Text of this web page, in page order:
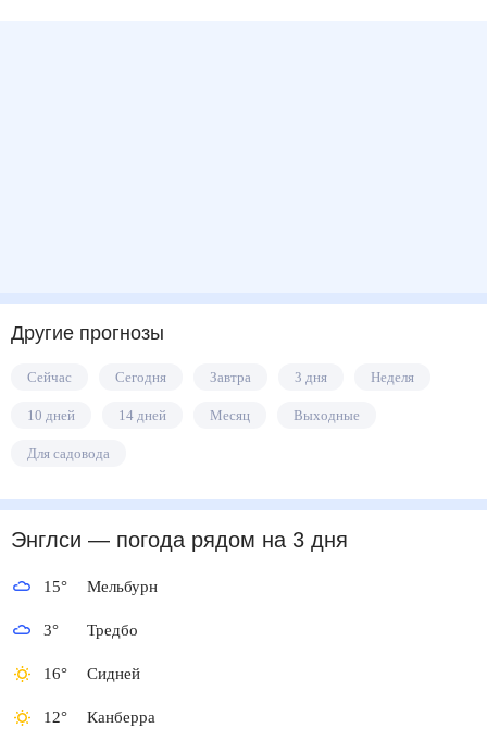
Другие прогнозы
Сейчас Сегодня Завтра 3 дня Неделя
10 дней 14 дней Месяц Выходные
Для садовода
Энглси — погода рядомна 3 дня
15° Мельбурн
3° Тредбо
16° Сидней
12° Канберра